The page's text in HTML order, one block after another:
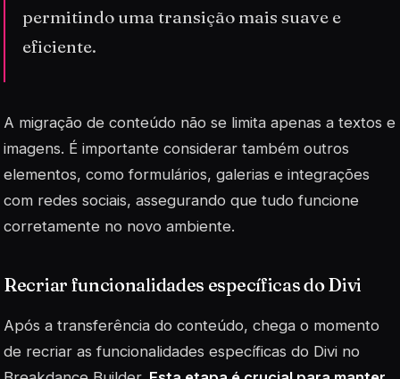
permitindo uma transição mais suave e
eficiente.
A migração de conteúdo não se limita apenas a textos e
imagens. É importante considerar também outros
elementos, como formulários, galerias e integrações
com redes sociais, assegurando que tudo funcione
corretamente no novo ambiente.
Recriar funcionalidades específicas do Divi
Após a transferência do conteúdo, chega o momento
de recriar as funcionalidades específicas do Divi no